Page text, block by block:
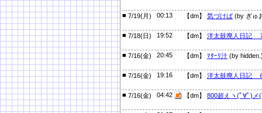
■ 7/19(月) 00:13 【dm】 気づけば (by ぎゅ
■ 7/18(日) 19:52 【dm】 洋太鼓廃人日記
■ 7/16(金) 20:45 【dm】 ﾏﾀｰﾘ汁 (by
■ 7/16(金) 19:16 【dm】 洋太鼓廃人日記
■ 7/16(金) 04:42 【dm】 800超えヽ(ﾟ∀ﾟ)メ